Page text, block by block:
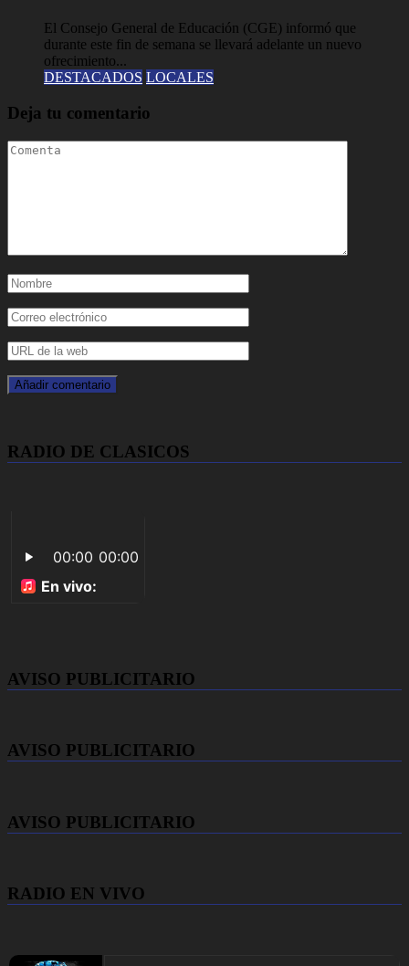
El Consejo General de Educación (CGE) informó que
durante este fin de semana se llevará adelante un nuevo
ofrecimiento...
DESTACADOS LOCALES
Deja tu comentario
RADIO DE CLASICOS
AVISO PUBLICITARIO
AVISO PUBLICITARIO
AVISO PUBLICITARIO
RADIO EN VIVO